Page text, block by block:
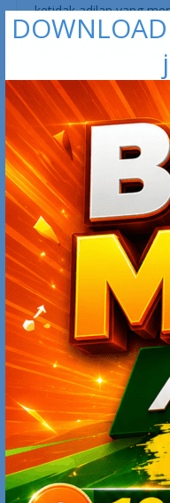
ketidak adilan yang
dan satu lagi
bahwa alexander
ada Khalid bin Walid,
berumur 19 / 20 tahun,
memimpin 30 ribu
Guvara, Thalut
Nabi Daud/david, dan
yang bisa diambil
yang mana mereka
berperang untuk
penderitaan dan
ummat manusia.
BAGUS
JANUARY 5, 2009 AT
Tentunya….tidak
usia memang sudah
dari kumpulan waktu
menorehkan ilmu